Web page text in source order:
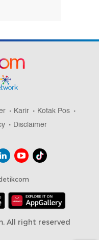
Karir
Kotak Pos
Disclaimer
All right reserved